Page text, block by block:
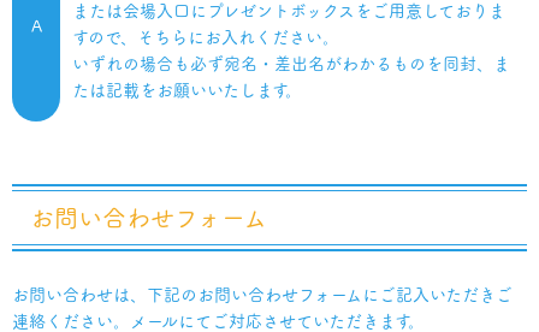
A
または会場入口にプレゼントボックスをご用意しておりま
すので、そちらにお入れください。
いずれの場合も必ず宛名・差出名がわかるものを同封、ま
たは記載をお願いいたします。
お問い合わせフォーム
お問い合わせは、下記のお問い合わせフォームにご記入いただきご
連絡ください。メールにてご対応させていただきます。